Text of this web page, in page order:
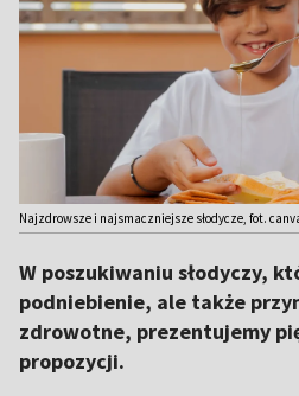
Najzdrowsze i najsmaczniejsze słodycze, fot.
W poszukiwaniu słodyczy,
podniebienie, ale także
zdrowotne, prezentujemy
propozycji.